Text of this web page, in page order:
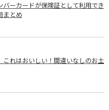
バーカードが保険証として利用でき
まとめ
これはおいしい！間違いなしのお土